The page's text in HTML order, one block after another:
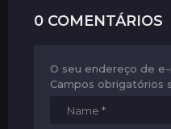
i
o
0 COMENTÁRIOS
O seu endereço de
Campos obrigatórios